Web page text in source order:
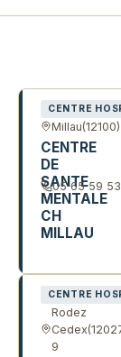
ListeCENTRE
Millau(12100)
CENTRE
DE
SANTE
MENTALE
CH
MILLAU
05 65 59
CENTRE
Rodez
Cedex
9